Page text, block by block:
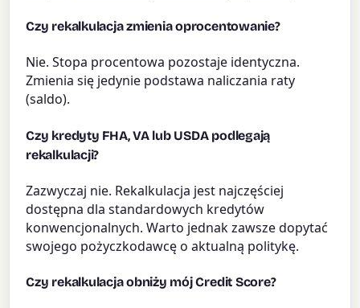
Czy rekalkulacja zmienia oprocentowanie?
Nie. Stopa procentowa pozostaje identyczna.
Zmienia się jedynie podstawa naliczania raty
(saldo).
Czy kredyty FHA, VA lub USDA podlegają
rekalkulacji?
Zazwyczaj nie. Rekalkulacja jest najczęściej
dostępna dla standardowych kredytów
konwencjonalnych. Warto jednak zawsze dopytać
swojego pożyczkodawcę o aktualną politykę.
Czy rekalkulacja obniży mój Credit Score?